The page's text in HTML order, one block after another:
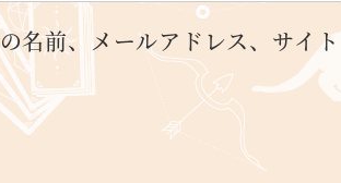
名前、メールアドレス、サイト